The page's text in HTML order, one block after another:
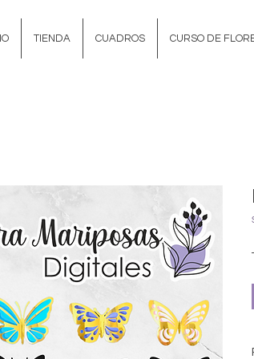
TIENDA CUADROS CURSO DE